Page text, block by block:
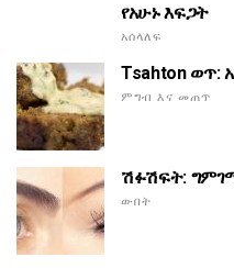
የአሁኑ እፍጋት
አሰላለፍ
Tsahton ወጥ:
ምግብ እና መጠጥ
ሽፉሽፍት:
ውበት